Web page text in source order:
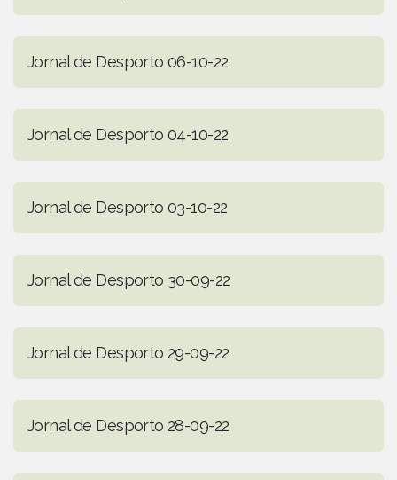
Jornal de Desporto 06-10-22
Jornal de Desporto 04-10-22
Jornal de Desporto 03-10-22
Jornal de Desporto 30-09-22
Jornal de Desporto 29-09-22
Jornal de Desporto 28-09-22